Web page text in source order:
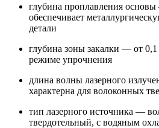
глубина проплавления
обеспечивает
детали
глубина зоны закалки — от
режиме упрочнения
длина волны лазерного
характерна для волоконных
тип лазерного источника —
твердотельный, с водяным